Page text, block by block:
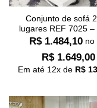
Conjunto de sofá
lugares REF 7025 –
R$1.484,10 no
R$1.649,00
Em até 12x de R$